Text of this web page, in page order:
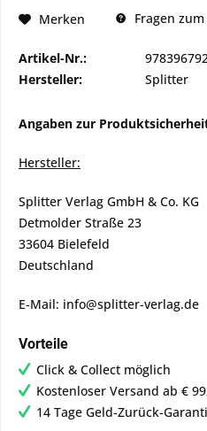
Merken Fragen
Artikel-Nr.:
Hersteller:
Splitter
Angaben zur
Hersteller:
Splitter Verlag GmbH & Co. KG
Detmolder Straße 23
33604 Bielefeld
Deutschland
E-Mail: info@splitter-verlag.de
Vorteile
Click & Collect möglich
Kostenloser Versand ab €
14 Tage Geld-Zurück-